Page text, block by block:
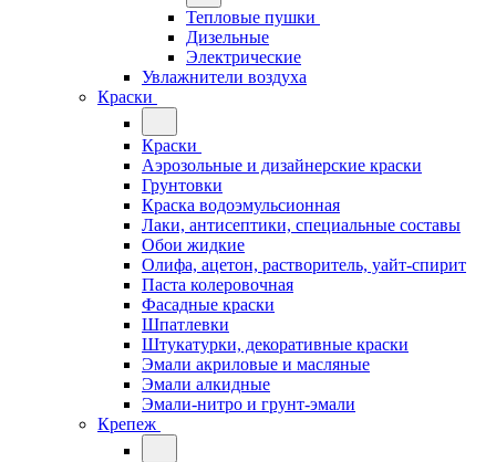
Тепловые пушки
Дизельные
Электрические
Увлажнители воздуха
Краски
Краски
Аэрозольные и дизайнерские краски
Грунтовки
Краска водоэмульсионная
Лаки, антисептики, специальные составы
Обои жидкие
Олифа, ацетон, растворитель, уайт-спирит
Паста колеровочная
Фасадные краски
Шпатлевки
Штукатурки, декоративные краски
Эмали акриловые и масляные
Эмали алкидные
Эмали-нитро и грунт-эмали
Крепеж